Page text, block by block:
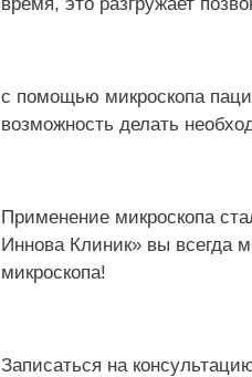
с помощью микроскопа
возможность делать
Применение микроскопа
Иннова Клиник» вы всегда
микроскопа!
Записаться на